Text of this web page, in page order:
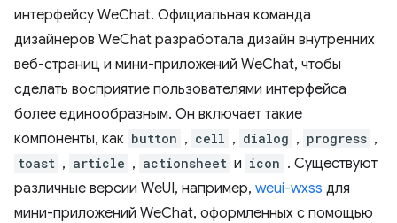
интерфейсу WeChat. Официальная команда
дизайнеров WeChat разработала дизайн внутренних
веб-страниц и мини-приложений WeChat, чтобы
сделать восприятие пользователями интерфейса
более единообразным. Он включает такие
компоненты, как button , cell , dialog , progress ,
toast , article , actionsheet и icon . Существуют
различные версии WeUI, например, weui-wxss для
мини-приложений WeChat, оформленных с помощью